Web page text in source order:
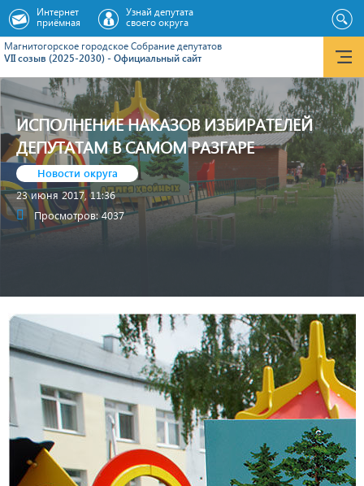
Магнитогорское городское Cобрание депутатов
VII созыв (2025-2030) - Официальный сайт
Интернет
приёмная
Узнай депутата
своего округа
ИСПОЛНЕНИЕ НАКАЗОВ ИЗБИРАТЕЛЕЙ
ДЕПУТАТАМ В САМОМ РАЗГАРЕ
Новости округа
23 июня 2017, 11:36
Просмотров: 4037